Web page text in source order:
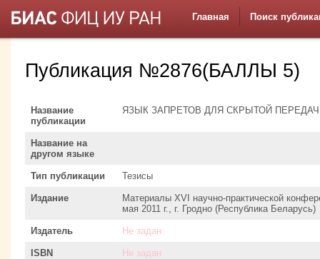
Главная Поиск
Публикация №2876(БАЛЛЫ 5)
Название
публикации
ЯЗЫК ЗАПРЕТОВ ДЛЯ СКРЫТОЙ
Название на
другом языке
Тип публикации Тезисы
Издание
Материалы XVI научно-практической
мая 2011 г., г. Гродно (Республика Беларусь)
Издатель Не задан
ISBN Не задан